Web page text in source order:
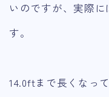
いのですが、実際
す。
14.0ftまで長くなっ